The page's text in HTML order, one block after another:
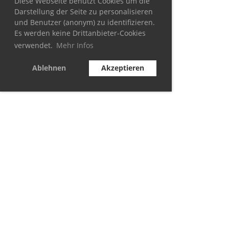
Darstellung der Seite zu personalisieren
und Benutzer (anonym) zu identifizieren.
Es werden keine Drittanbieter-Cookies
verwendet. Mehr Infos
Ablehnen Akzeptieren